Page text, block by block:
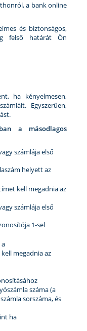
a bank online
és biztonságos,
felső határát Ön
ha kényelmesen,
Egyszerűen,
a másodlagos
számlája első
helyett az
kell megadnia az
számlája első
1-sel
megadnia az
száma (a
sorszáma, és
ha